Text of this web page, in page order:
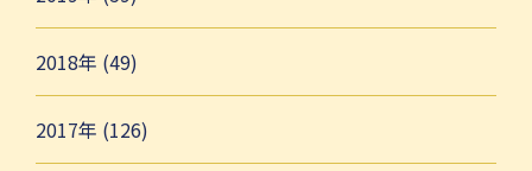
2018年 (49)
2017年 (126)